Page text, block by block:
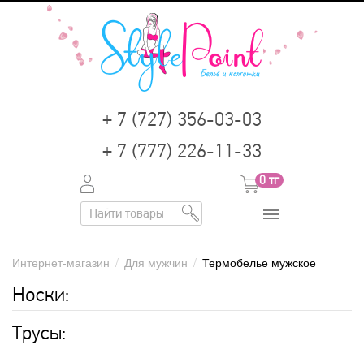
+ 7 (727) 356-03-03
+ 7 (777) 226-11-33
0 тг
Интернет-магазин / Для мужчин / Термобелье мужское
Носки:
Трусы: